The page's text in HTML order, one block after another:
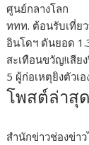
ศูนย์กลางโลก
ททท. ต้อนรับเที่ย
อินโดฯ ดันยอด
สะเทือนขวัญ!เสี
5 ผู้ก่อเหตุยิงตัวเอ
โพสต์ล่าสุด
สำนักข่าวช่องข่า